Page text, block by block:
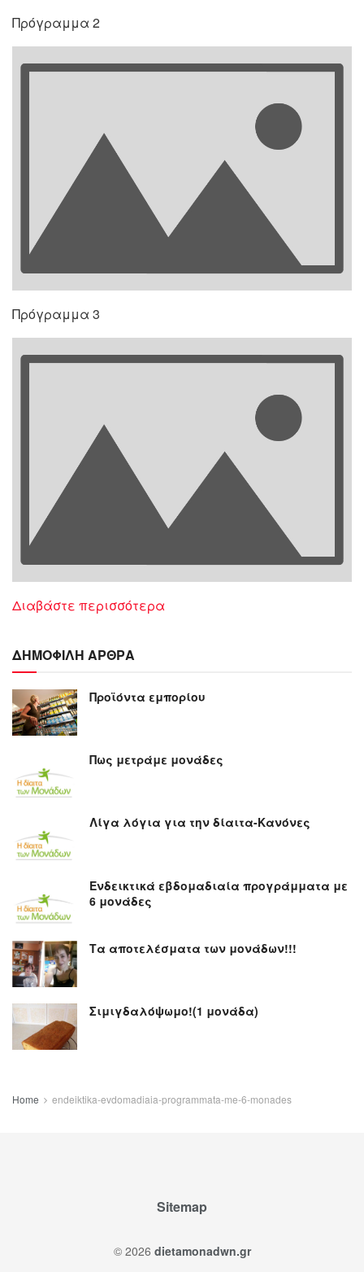
Πρόγραμμα 2
Πρόγραμμα 3
Διαβάστε περισσότερα
ΔΗΜΟΦΙΛΗ ΑΡΘΡΑ
Προϊόντα εμπορίου
Πως μετράμε μονάδες
Λίγα λόγια για την δίαιτα-Κανόνες
Ενδεικτικά εβδομαδιαία προγράμματα με
6 μονάδες
Τα αποτελέσματα των μονάδων!!!
Σιμιγδαλόψωμο!(1 μονάδα)
Home endeiktika-evdomadiaia-programmata-me-6-monades
Sitemap
© 2026 dietamonadwn.gr